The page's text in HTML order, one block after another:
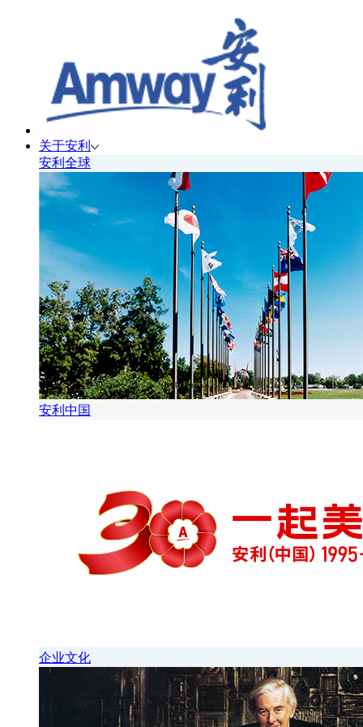
关于安利
安利全球
安利中国
企业文化